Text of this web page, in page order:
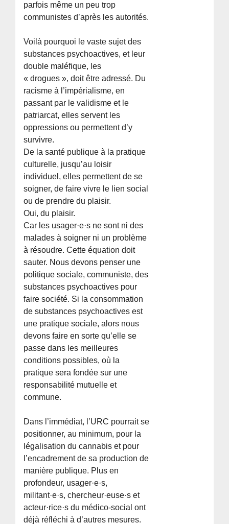
parfois même un peu trop
communistes d’après les autorités.
Voilà pourquoi le vaste sujet des
substances psychoactives, et leur
double maléfique, les
« drogues », doit être adressé. Du
racisme à l’impérialisme, en
passant par le validisme et le
patriarcat, elles servent les
oppressions ou permettent d’y
survivre.
De la santé publique à la pratique
culturelle, jusqu’au loisir
individuel, elles permettent de se
soigner, de faire vivre le lien social
ou de prendre du plaisir.
Oui, du plaisir.
Car les usager·e·s ne sont ni des
malades à soigner ni un problème
à résoudre. Cette équation doit
sauter. Nous devons penser une
politique sociale, communiste, des
substances psychoactives pour
faire société. Si la consommation
de substances psychoactives est
une pratique sociale, alors nous
devons faire en sorte qu’elle se
passe dans les meilleures
conditions possibles, où la
pratique sera fondée sur une
responsabilité mutuelle et
commune.
Dans l’immédiat, l’URC pourrait se
positionner, au minimum, pour la
légalisation du cannabis et pour
l’encadrement de sa production de
manière publique. Plus en
profondeur, usager·e·s,
militant·e·s, chercheur·euse·s et
acteur·rice·s du médico-social ont
déjà réfléchi à d’autres mesures.